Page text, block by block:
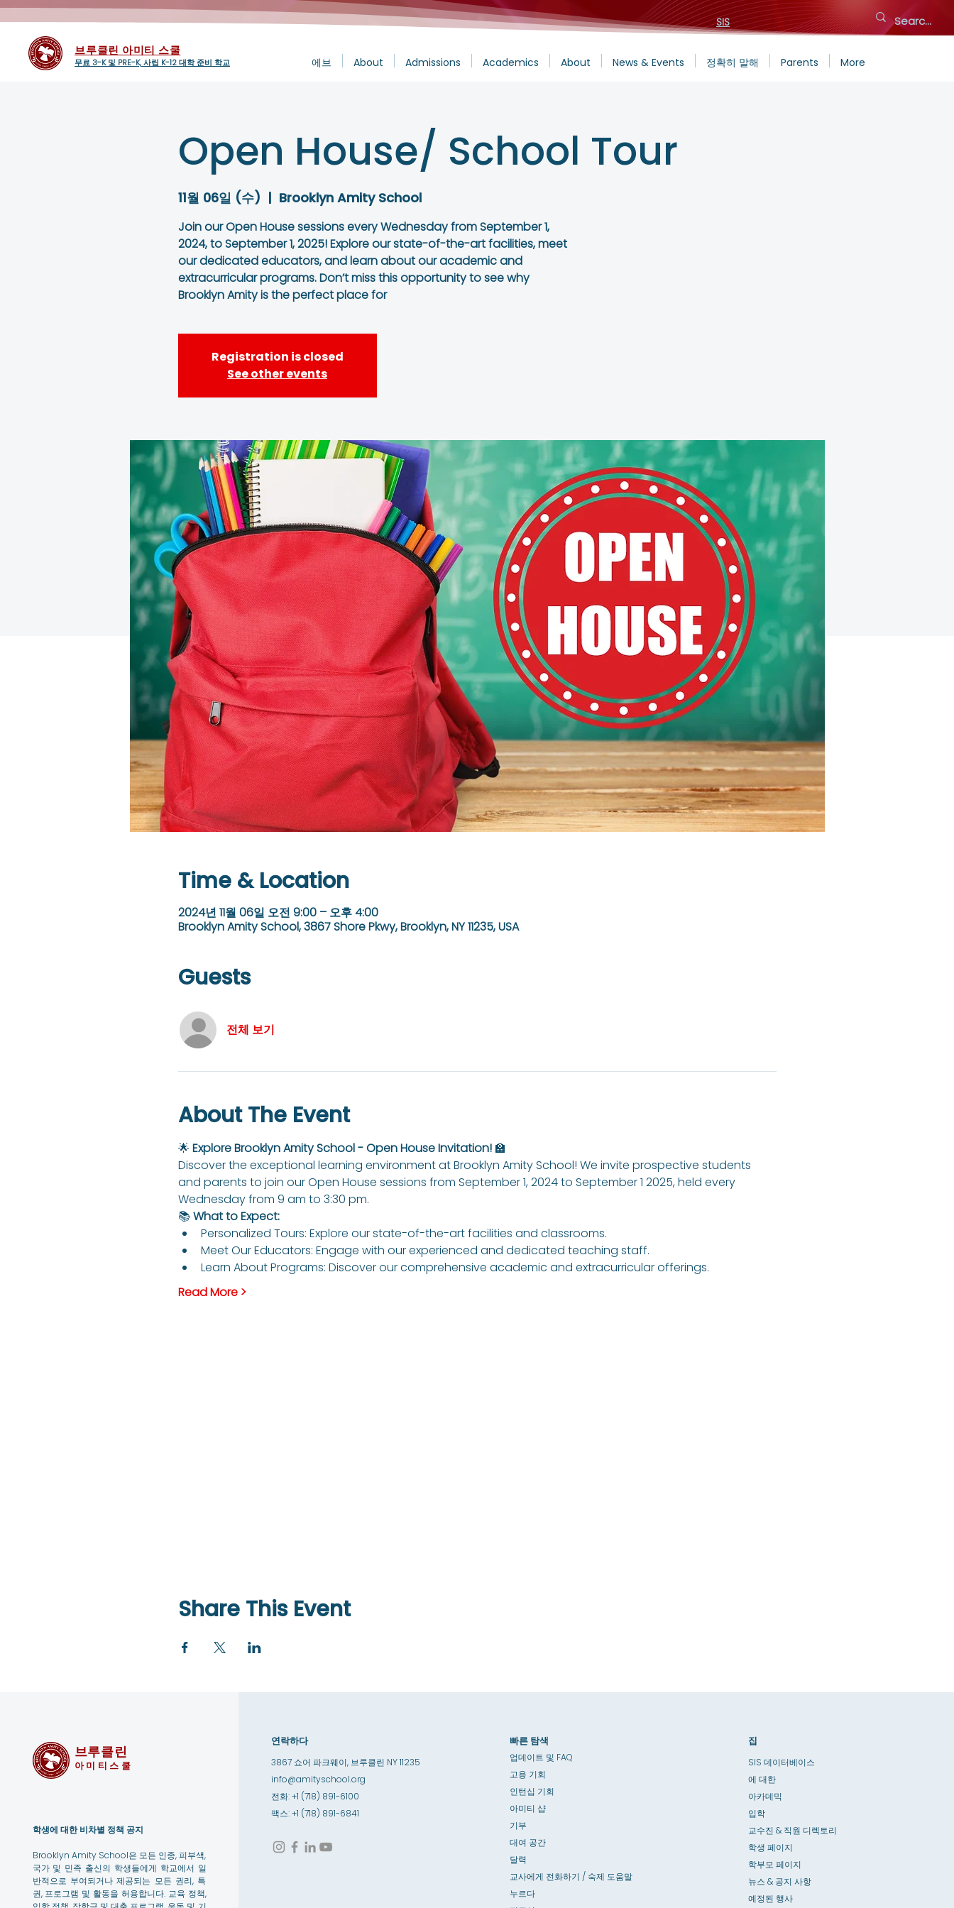
SIS
브루클린 아미티 스쿨
무료 3-K 및 PRE-K, 사립 K-12 대학 준비 학교 에브 About Admissions Academics About News & Events 정확히 말해 Parents More
Open House/ School Tour
11월 06일 (수)
  |
Brooklyn Amity School
Join our Open House sessions every Wednesday from September 1,
2024, to September 1, 2025! Explore our state-of-the-art facilities, meet
our dedicated educators, and learn about our academic and
extracurricular programs. Don’t miss this opportunity to see why
Brooklyn Amity is the perfect place for
Registration is closed
See other events
Time & Location
2024년 11월 06일 오전 9:00 – 오후 4:00
Brooklyn Amity School, 3867 Shore Pkwy, Brooklyn, NY 11235, USA
Guests
전체 보기
About The Event
🌟 Explore Brooklyn Amity School - Open House Invitation! 🏫
Discover the exceptional learning environment at Brooklyn Amity School! We invite prospective students
and parents to join our Open House sessions from September 1, 2024 to September 1 2025, held every
Wednesday from 9 am to 3:30 pm.
📚 What to Expect:
Personalized Tours: Explore our state-of-the-art facilities and classrooms.
Meet Our Educators: Engage with our experienced and dedicated teaching staff.
Learn About Programs: Discover our comprehensive academic and extracurricular offerings.
Read More >
Share This Event
브루클린
아미티스쿨
학생에 대한 비차별 정책 공지
Brooklyn Amity School은 모든 인종, 피부색,
국가 및 민족 출신의 학생들에게 학교에서 일
반적으로 부여되거나 제공되는 모든 권리, 특
권, 프로그램 및 활동을 허용합니다. 교육 정책,
연락하다
3867 쇼어 파크웨이, 브루클린 NY 11235
info@amityschool.org
전화: +1 (718) 891-6100
팩스: +1 (718) 891-6841
빠른 탐색
업데이트 및 FAQ
고용 기회
인턴십 기회
아미티 샵
기부
대여 공간
달력
교사에게 전화하기 / 숙제 도움말
누르다
집
SIS 데이터베이스
에 대한
아카데믹
입학
교수진 & 직원 디렉토리
학생 페이지
학부모 페이지
뉴스 & 공지 사항
예정된 행사